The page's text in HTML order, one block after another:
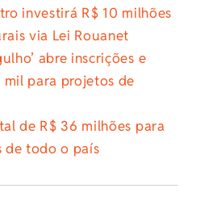
investirá R$ 10 milhões
via Lei Rouanet
abre inscrições e
para projetos de
de R$ 36 milhões para
de todo o país